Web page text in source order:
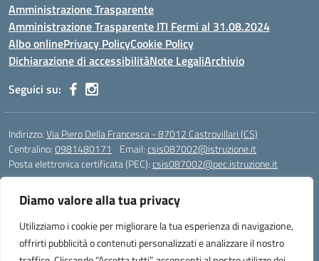
Diamo valore alla tua privacy
Utilizziamo i cookie per migliorare la tua esperienza di navigazione,
offrirti pubblicità o contenuti personalizzati e analizzare il nostro
Amministrazione Trasparente
Amministrazione Trasparente ITI Fermi al 31.08.2024
Albo onlinePrivacy PolicyCookie Policy
Dichiarazione di accessibilitàNote LegaliArchivio
Seguici su:
Indirizzo:Via Piero Della Francesca - 87012 Castrovillari (CS)
Centralino:0981480171 Email:csis087002@istruzione.it
Posta elettronica certificata (PEC):csis087002@pec.istruzione.it
Codice meccanografico:CSIS087002
Codice Indice delle Pubbliche Amministrazioni (IPA): PNG4CA8K
Codice unico di fatturazione (CUF): R8N7JA